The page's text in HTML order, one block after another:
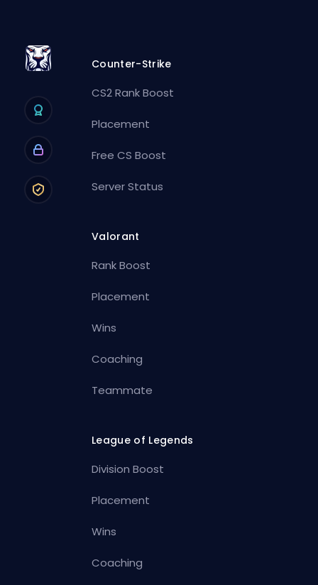
Counter-Strike
CS2 Rank Boost
Placement
Free CS Boost
Server Status
Valorant
Rank Boost
Placement
Wins
Coaching
Teammate
League of Legends
Division Boost
Placement
Wins
Coaching